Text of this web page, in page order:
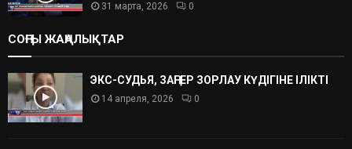
31 марта, 2026 0
СОҢҒЫ ЖАҢАЛЫҚТАР
ЭКС-СУДЬЯ, ЗАҢГЕР ЗОРЛАУ КҮДІГІНЕ ІЛІКТІ
14 апреля, 2026 0